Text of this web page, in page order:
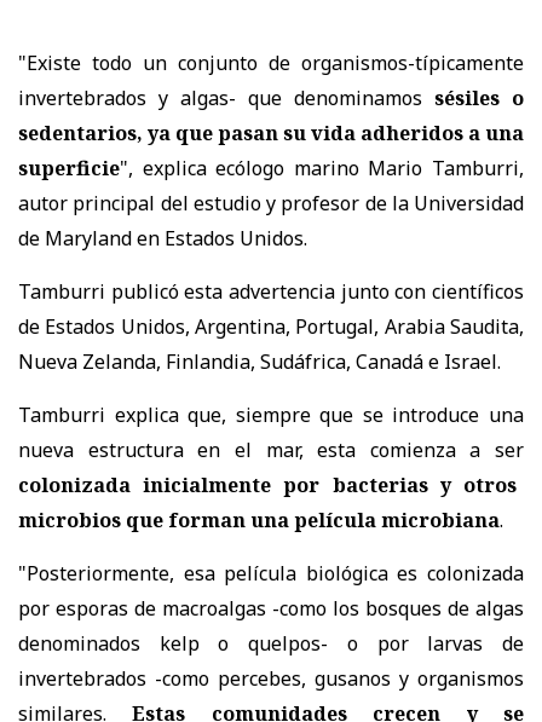
"Existe todo un conjunto de organismos-típicamente
invertebrados y algas- que denominamos sésiles o
sedentarios, ya que pasan su vida adheridos a una
superficie", explica ecólogo marino Mario Tamburri,
autor principal del estudio y profesor de la Universidad
de Maryland en Estados Unidos.
Tamburri publicó esta advertencia junto con científicos
de Estados Unidos, Argentina, Portugal, Arabia Saudita,
Nueva Zelanda, Finlandia, Sudáfrica, Canadá e Israel.
Tamburri explica que, siempre que se introduce una
nueva estructura en el mar, esta comienza a ser
colonizada inicialmente por bacterias y otros
microbios que forman una película microbiana.
"Posteriormente, esa película biológica es colonizada
por esporas de macroalgas -como los bosques de algas
denominados kelp o quelpos- o por larvas de
invertebrados -como percebes, gusanos y organismos
similares.Estas comunidades crecen y se